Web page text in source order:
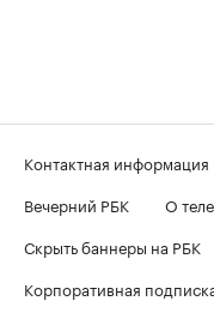
Контактная информация
Вечерний РБК
О
Скрыть баннеры на РБК
Корпоративная